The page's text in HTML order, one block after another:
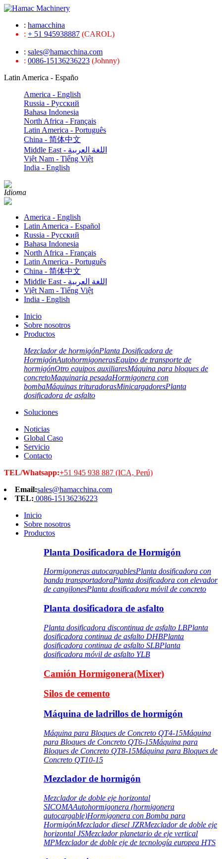
: hamacchina
: + 51 945938887 (CAROL)
: sales@hamacchina.com
: 0086-15136236223 (Johnny)
Latin America - Españo
America - English
Russia - Pусский
Bahasa Indonesia
North Africa - Français
Latin America - Português
China - 简体中文
Middle East - اللغة العربية
Việt Nam - Tiếng Việt
India - English
Idioma
America - English
Latin America - Español
Russia - Pусский
Bahasa Indonesia
North Africa - Français
Latin America - Português
China - 简体中文
Middle East - اللغة العربية
Việt Nam - Tiếng Việt
India - English
Inicio
Sobre nosotros
Productos
Mezclador de hormigónPlanta Dosificadora de
HormigónAutohormigonerasEquipo de transporte de
hormigónOtro equipos auxiliaresMáquina para bloques de
concretoMaquinaria pesadaHormigonera con
bombaMáquinas trituradorasMinicargadoresPlanta
dosificadora de asfalto
Soluciones
Noticias
Global Caso
Servicio
Contacto
TEL/Whatsapp:+51 945 938 887 (ICA, Perú)
Email:sales@hamacchina.com
TEL: 0086-15136236223
Inicio
Sobre nosotros
Productos
Planta Dosificadora de Hormigón
Hormigoneras autocargablesPlanta dosificadora con
banda transportadoraPlanta dosificadora con elevador
de cangilonesPlanta dosificadora móvil de concreto
Planta dosificadora de asfalto
Planta dosificadora discontinua de asfalto LBPlanta
dosificadora continua de asfalto DHBPlanta
dosificadora continua de asfalto SLBPlanta
dosificadora móvil de asfalto YLB
Camión Hormigonera(Mixer)
Silos de cemento
Máquina de ladrillos de hormigón
Máquina para Bloques de Concreto QT4-15Máquina
para Bloques de Concreto QT6-15Máquina para
Bloques de Concreto QT8-15Máquina para Bloques de
Concreto QT10-15
Mezclador de hormigón
Mezclador de doble eje horizontal
SICOMAAutohormigonera (hormigonera
autocargable)Hormigonera con Bomba para
HormigónMezclador diesel JZRMezclador de doble eje
horizontal JSMezclador planetario de eje vertical
MPMezclador de doble eje de tecnología europea HTS